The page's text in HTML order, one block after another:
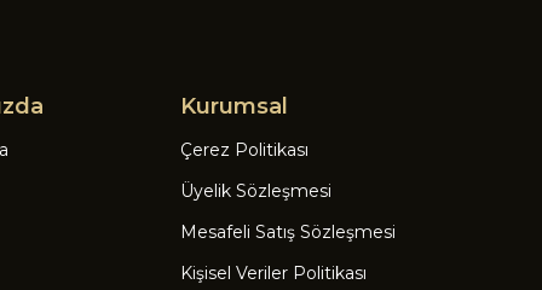
Kurumsal
Çerez Politikası
Üyelik Sözleşmesi
Mesafeli Satış Sözleşmesi
Kişisel Veriler Politikası